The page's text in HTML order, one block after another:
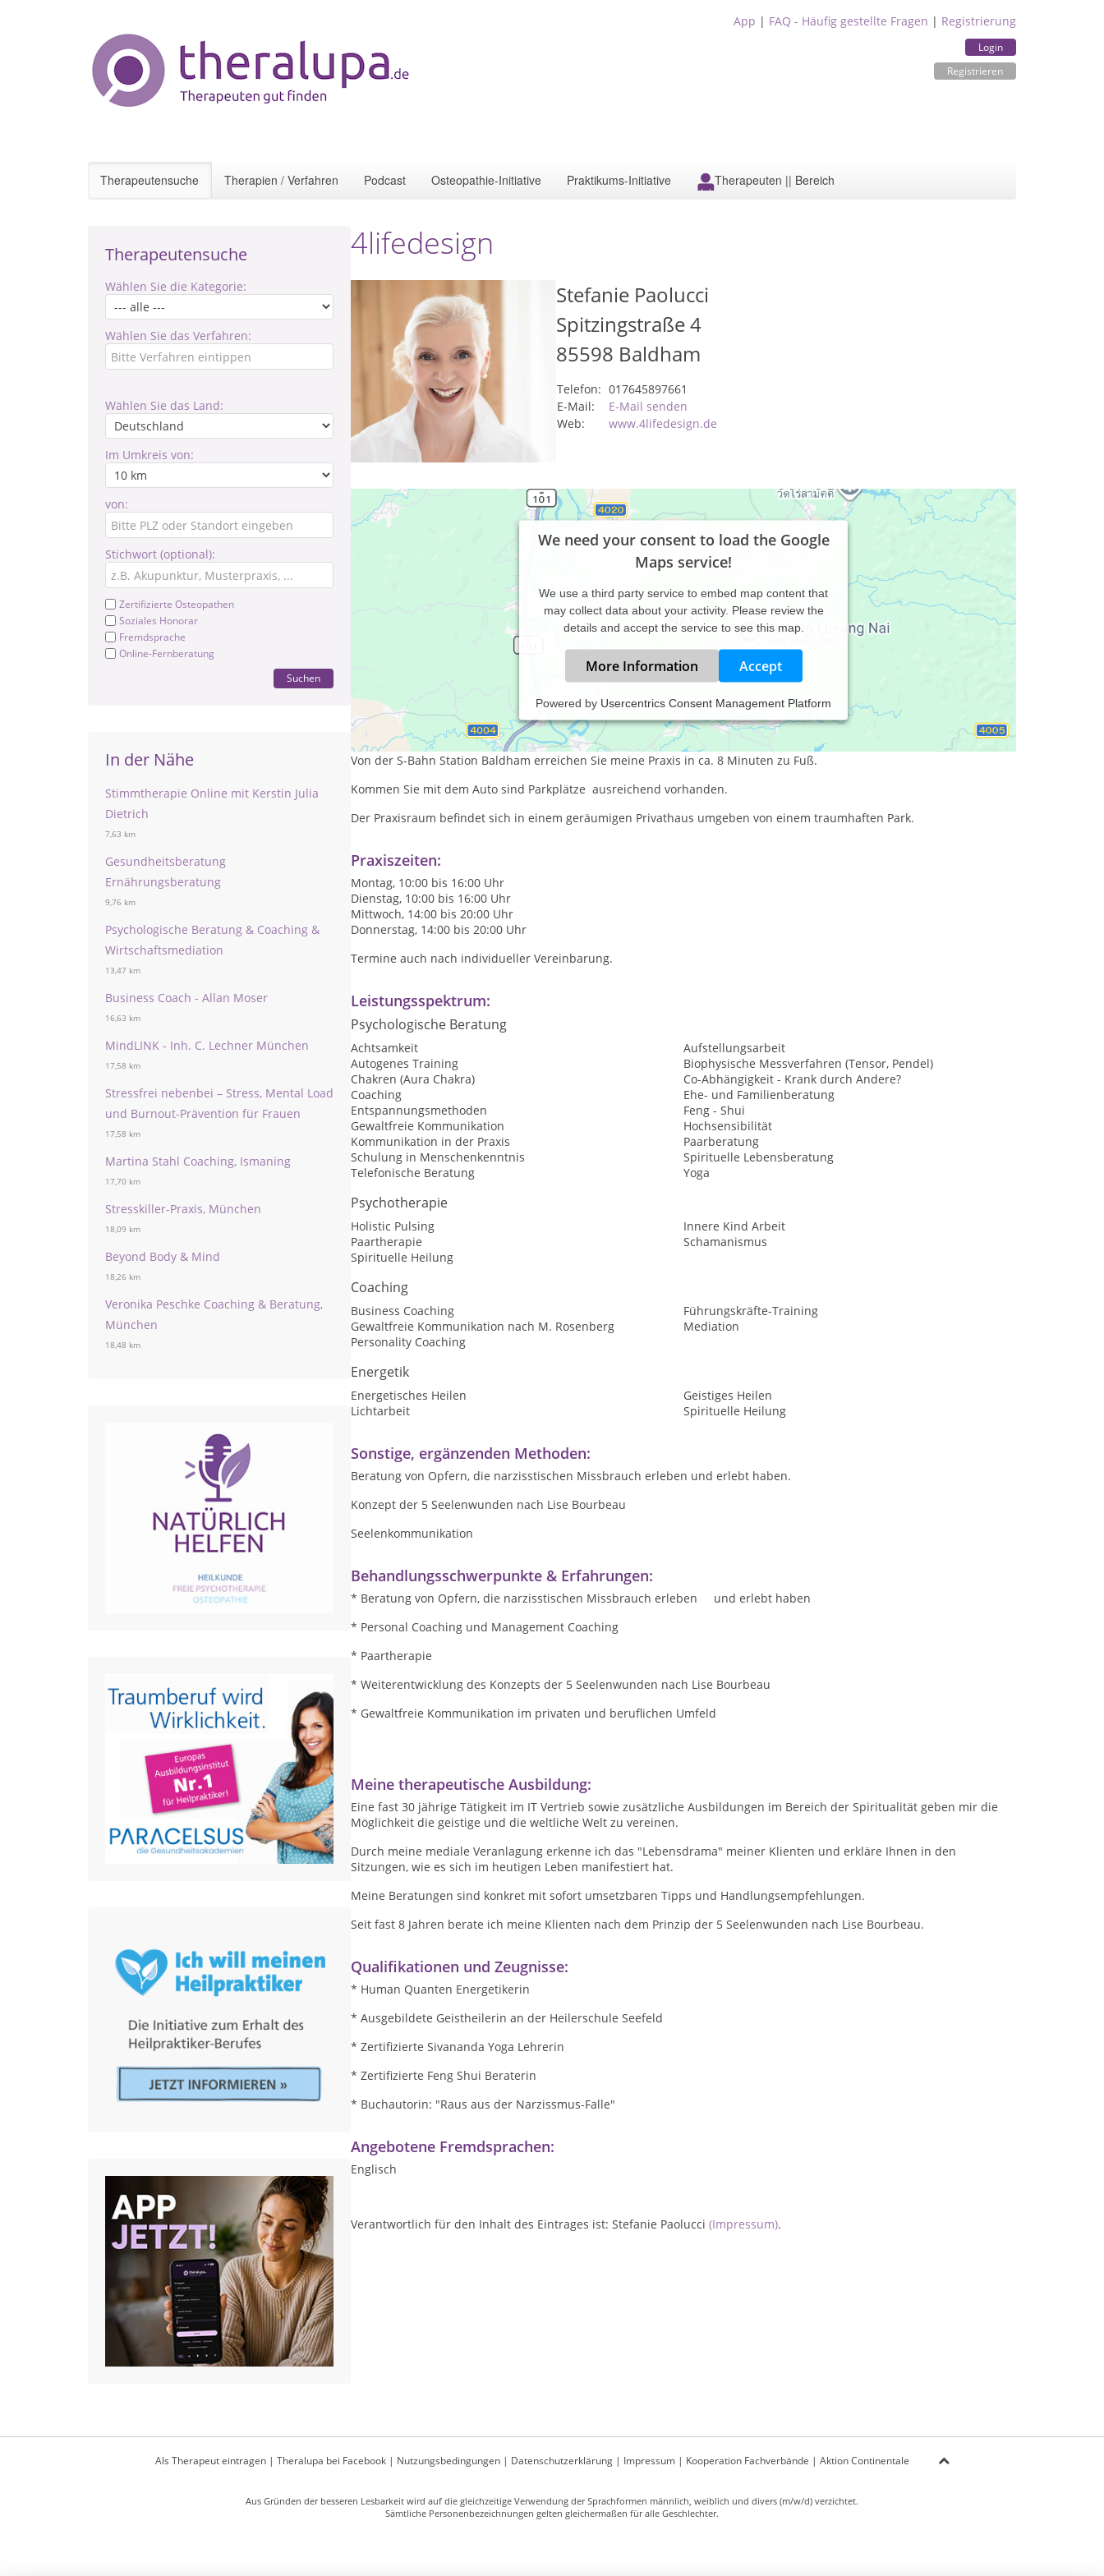
App | FAQ - Häufig gestellte Fragen | Registrierung
Login
Registrieren
Therapeutensuche Therapien / Verfahren Podcast Osteopathie-Initiative Praktikums-Initiative Therapeuten || Bereich
Therapeutensuche
Wählen Sie die Kategorie:
Wählen Sie das Verfahren:
Wählen Sie das Land:
Im Umkreis von:
von:
Stichwort (optional):
Zertifizierte Osteopathen
Soziales Honorar
Fremdsprache
Online-Fernberatung
Suchen
In der Nähe
Stimmtherapie Online mit Kerstin Julia
Dietrich
7,63 km
Gesundheitsberatung
Ernährungsberatung
9,76 km
Psychologische Beratung & Coaching &
Wirtschaftsmediation
13,47 km
Business Coach - Allan Moser
16,63 km
MindLINK - Inh. C. Lechner München
17,58 km
Stressfrei nebenbei – Stress, Mental Load
und Burnout-Prävention für Frauen
17,58 km
Martina Stahl Coaching, Ismaning
17,70 km
Stresskiller-Praxis, München
18,09 km
Beyond Body & Mind
18,26 km
Veronika Peschke Coaching & Beratung,
München
18,48 km
4lifedesign
Stefanie Paolucci
Spitzingstraße 4
85598 Baldham
Telefon: 017645897661
E-Mail:
E-Mail senden
Web:
www.4lifedesign.de
We need your consent to load the Google
Maps service!
We use a third party service to embed map content that
may collect data about your activity. Please review the
details and accept the service to see this map.
More Information Accept
Powered by Usercentrics Consent Management Platform
Meine Praxis befindet sich im Osten von München und ist vom Marienplatz sehr gut mit der S-Bahn in 25 Minuten
sowie über die Autobahn A99 und A94 in 20 Minuten erreichbar.
Von der S-Bahn Station Baldham erreichen Sie meine Praxis in ca. 8 Minuten zu Fuß.
Kommen Sie mit dem Auto sind Parkplätze ausreichend vorhanden.
Der Praxisraum befindet sich in einem geräumigen Privathaus umgeben von einem traumhaften Park.
Praxiszeiten:
Montag, 10:00 bis 16:00 Uhr
Dienstag, 10:00 bis 16:00 Uhr
Mittwoch, 14:00 bis 20:00 Uhr
Donnerstag, 14:00 bis 20:00 Uhr
Termine auch nach individueller Vereinbarung.
Leistungsspektrum:
Psychologische Beratung
Achtsamkeit
Aufstellungsarbeit
Autogenes Training
Biophysische Messverfahren (Tensor, Pendel)
Chakren (Aura Chakra)
Co-Abhängigkeit - Krank durch Andere?
Coaching
Ehe- und Familienberatung
Entspannungsmethoden
Feng - Shui
Gewaltfreie Kommunikation
Hochsensibilität
Kommunikation in der Praxis
Paarberatung
Schulung in Menschenkenntnis
Spirituelle Lebensberatung
Telefonische Beratung
Yoga
Psychotherapie
Holistic Pulsing
Innere Kind Arbeit
Paartherapie
Schamanismus
Spirituelle Heilung
Coaching
Business Coaching
Führungskräfte-Training
Gewaltfreie Kommunikation nach M. Rosenberg
Mediation
Personality Coaching
Energetik
Energetisches Heilen
Geistiges Heilen
Lichtarbeit
Spirituelle Heilung
Sonstige, ergänzenden Methoden:
Beratung von Opfern, die narzisstischen Missbrauch erleben und erlebt haben.
Konzept der 5 Seelenwunden nach Lise Bourbeau
Seelenkommunikation
Behandlungsschwerpunkte & Erfahrungen:
* Beratung von Opfern, die narzisstischen Missbrauch erleben und erlebt haben
* Personal Coaching und Management Coaching
* Paartherapie
* Weiterentwicklung des Konzepts der 5 Seelenwunden nach Lise Bourbeau
* Gewaltfreie Kommunikation im privaten und beruflichen Umfeld
Meine therapeutische Ausbildung:
Eine fast 30 jährige Tätigkeit im IT Vertrieb sowie zusätzliche Ausbildungen im Bereich der Spiritualität geben mir die
Möglichkeit die geistige und die weltliche Welt zu vereinen.
Durch meine mediale Veranlagung erkenne ich das "Lebensdrama" meiner Klienten und erkläre Ihnen in den
Sitzungen, wie es sich im heutigen Leben manifestiert hat.
Meine Beratungen sind konkret mit sofort umsetzbaren Tipps und Handlungsempfehlungen.
Seit fast 8 Jahren berate ich meine Klienten nach dem Prinzip der 5 Seelenwunden nach Lise Bourbeau.
Qualifikationen und Zeugnisse:
* Human Quanten Energetikerin
* Ausgebildete Geistheilerin an der Heilerschule Seefeld
* Zertifizierte Sivananda Yoga Lehrerin
* Zertifizierte Feng Shui Beraterin
* Buchautorin: "Raus aus der Narzissmus-Falle"
Angebotene Fremdsprachen:
Englisch
Verantwortlich für den Inhalt des Eintrages ist: Stefanie Paolucci (Impressum).
Als Therapeut eintragen| Theralupa bei Facebook| Nutzungsbedingungen| Datenschutzerklärung| Impressum| Kooperation Fachverbände | Aktion Continentale
Aus Gründen der besseren Lesbarkeit wird auf die gleichzeitige Verwendung der Sprachformen männlich, weiblich und divers (m/w/d) verzichtet.
Sämtliche Personenbezeichnungen gelten gleichermaßen für alle Geschlechter.